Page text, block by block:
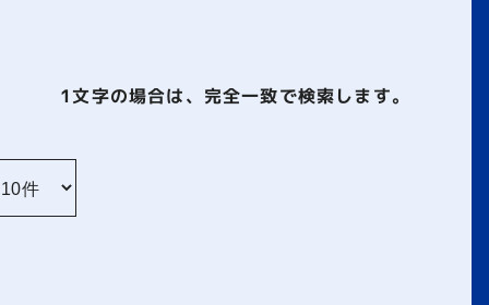
1文字の場合は、完全一致で検索します。